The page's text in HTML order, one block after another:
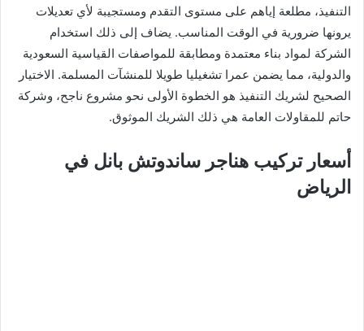
التنفيذ، مطلعة إياهم على مستوى التقدم ومستجيبة لأي تعديلات
يرونها ضرورية في الوقت المناسب. يضاف إلى ذلك استخدام
الشركة لمواد بناء معتمدة ومطابقة للمواصفات القياسية السعودية
والدولية، مما يضمن عمرا تشغيليا طويلا للمنشآت المسلمة. الاختيار
الصحيح لشريك التنفيذ هو الخطوة الأولى نحو مشروع ناجح، وشركة
حاتم للمقاولات العامة هي ذلك الشريك الموثوق.
أسعار تركيب هناجر ساندوتش بانل في
الرياض